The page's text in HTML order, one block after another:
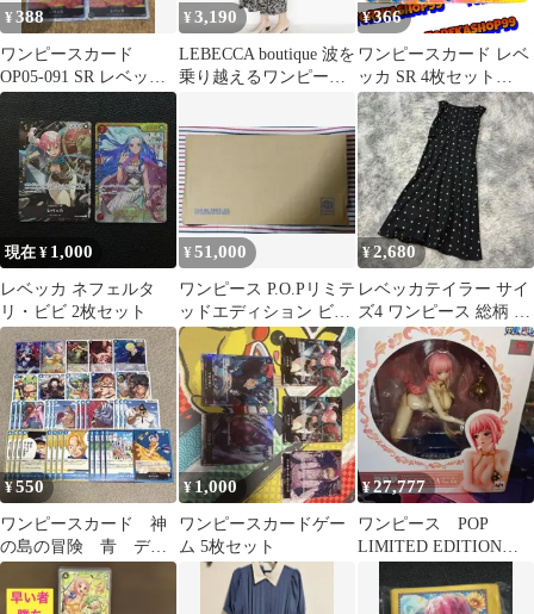
¥388
ワンピースカード
OP05-091 SR レベッ
カ 4枚セット
¥3,190
LEBECCA boutique 波を
乗り越えるワンピース
¥366
ワンピースカード レベ
ッカ SR 4枚セット
OP10-058
現在 ¥ 1,000
レベッカ ネフェルタ
リ・ビビ 2枚セット
¥51,000
ワンピース P.O.Pリミテ
ッドエディション ビビ
＆レベッカ 王女の休日
¥2,680
レベッカテイラー サイ
ズ4 ワンピース 総柄 ブ
ラック 日本製 綿100%
¥550
ワンピースカード 神
の島の冒険 青 デッ
キパーツ サボ レベ
ッカ sr
¥1,000
ワンピースカードゲー
ム 5枚セット
¥27,777
ワンピース POP
LIMITED EDITION